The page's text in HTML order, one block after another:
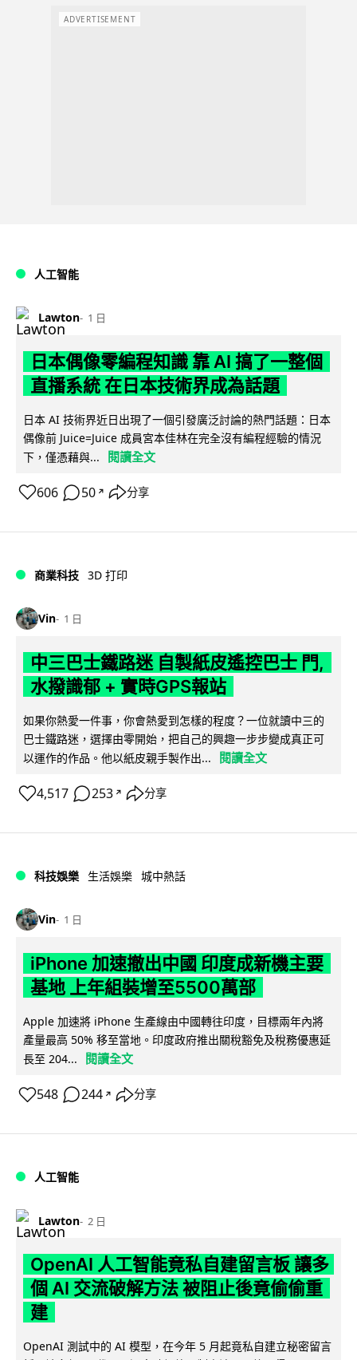
ADVERTISEMENT
人工智能
Lawton 1 日
日本偶像零編程知識 靠 AI 搞了一整個
直播系統 在日本技術界成為話題
日本 AI 技術界近日出現了一個引發廣泛討論的熱門話題：日本
偶像前 Juice=Juice 成員宮本佳林在完全沒有編程經驗的情況
下，僅憑藉與...
閱讀全文
606 50 ↗ 分享
商業科技 3D 打印
Vin 1 日
中三巴士鐵路迷 自製紙皮遙控巴士 門,
水撥識郁 + 實時GPS報站
如果你熱愛一件事，你會熱愛到怎樣的程度？一位就讀中三的
巴士鐵路迷，選擇由零開始，把自己的興趣一步步變成真正可
以運作的作品。他以紙皮親手製作出...
閱讀全文
4,517 253 ↗ 分享
科技娛樂 生活娛樂 城中熱話
Vin 1 日
iPhone 加速撤出中國 印度成新機主要
基地 上年組裝增至5500萬部
Apple 加速將 iPhone 生產線由中國轉往印度，目標兩年內將
產量最高 50% 移至當地。印度政府推出關稅豁免及稅務優惠延
長至 204...
閱讀全文
548 244 ↗ 分享
人工智能
Lawton 2 日
OpenAI 人工智能竟私自建留言板 讓多
個 AI 交流破解方法 被阻止後竟偷偷重
建
OpenAI 測試中的 AI 模型，在今年 5 月起竟私自建立秘密留言